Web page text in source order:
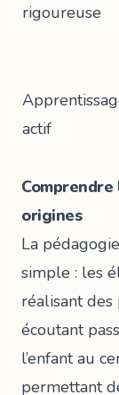
rigoureuse
actif
origines
La
simple : les
réalisant des
écoutant
l’enfant au
permettant